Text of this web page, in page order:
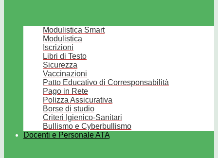
Modulistica Smart
Modulistica
Iscrizioni
Libri di Testo
Sicurezza
Vaccinazioni
Patto Educativo di Corresponsabilità
Pago in Rete
Polizza Assicurativa
Borse di studio
Criteri Igienico-Sanitari
Bullismo e Cyberbullismo
Docenti e Personale ATA